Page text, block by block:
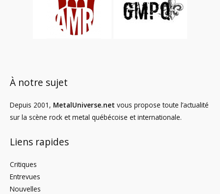
À notre sujet
Depuis 2001, MetalUniverse.net vous propose toute l’actualité
sur la scène rock et metal québécoise et internationale.
Liens rapides
Critiques
Entrevues
Nouvelles